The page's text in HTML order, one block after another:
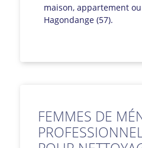
maison, appartement
Hagondange (57).
FEMMES DE